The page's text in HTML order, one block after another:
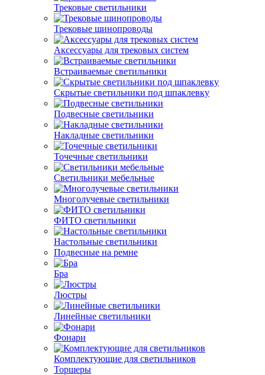
Трековые светильники
Трековые шинопроводы
Аксессуары для трековых систем
Встраиваемые светильники
Скрытые светильники под шпаклевку
Подвесные светильники
Накладные светильники
Точечные светильники
Светильники мебельные
Многолучевые светильники
ФИТО светильники
Настольные светильники
Подвесные на ремне
Бра
Люстры
Линейные светильники
Фонари
Комплектующие для светильников
Торшеры